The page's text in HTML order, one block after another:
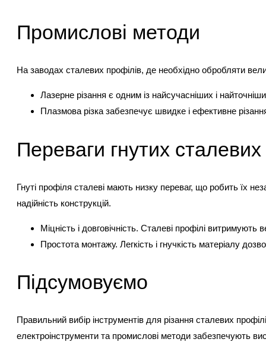
Промислові методи
На заводах сталевих профілів, де необхідно обробляти
Лазерне різання є одним із найсучасніших і
Плазмова різка забезпечує швидке і ефективне
Переваги гнутих сталевих
Гнуті профіля сталеві мають низку переваг, що робить їх
надійність конструкцій.
Міцність і довговічність. Сталеві профілі витримують
Простота монтажу. Легкість і гнучкість матеріалу
Підсумовуємо
Правильний вибір інструментів для різання сталевих
електроінструменти та промислові методи забезпечують